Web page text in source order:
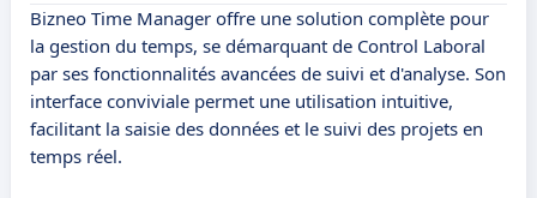
Bizneo Time Manager offre une solution complète pour
la gestion du temps, se démarquant de Control Laboral
par ses fonctionnalités avancées de suivi et d'analyse. Son
interface conviviale permet une utilisation intuitive,
facilitant la saisie des données et le suivi des projets en
temps réel.